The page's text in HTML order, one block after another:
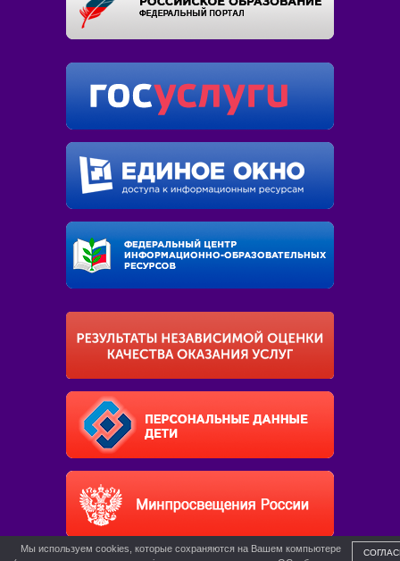
Мы используем cookies, которые сохраняются на Вашем компьютере